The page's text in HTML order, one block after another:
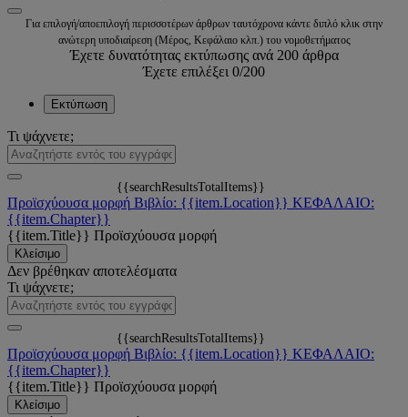
Για επιλογή/αποεπιλογή περισσοτέρων άρθρων ταυτόχρονα κάντε διπλό κλικ στην
ανώτερη υποδιαίρεση (Μέρος, Κεφάλαιο κλπ.) του νομοθετήματος
Έχετε δυνατότητας εκτύπωσης ανά 200 άρθρα
Έχετε επιλέξει 0/200
Εκτύπωση
Τι ψάχνετε;
{{searchResultsTotalItems}}
Προϊσχύουσα μορφή Βιβλίο: {{item.Location}} ΚΕΦΑΛΑΙΟ:
{{item.Chapter}}
{{item.Title}} Προϊσχύουσα μορφή
Κλείσιμο
Δεν βρέθηκαν αποτελέσματα
Τι ψάχνετε;
{{searchResultsTotalItems}}
Προϊσχύουσα μορφή Βιβλίο: {{item.Location}} ΚΕΦΑΛΑΙΟ:
{{item.Chapter}}
{{item.Title}} Προϊσχύουσα μορφή
Κλείσιμο